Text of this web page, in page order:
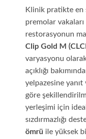
Klinik pratikte en
premolar
restorasyonun
Clip Gold M
varyasyonu
açıklığı
yelpazesine
göre
yerleşimi için
sızdırmazlığı
ömrü ile yüksek